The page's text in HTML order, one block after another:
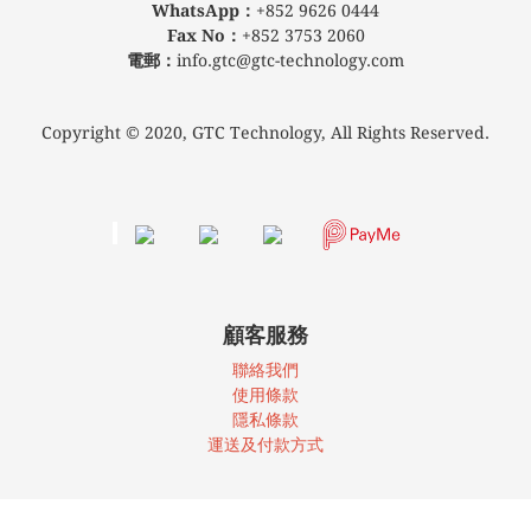
WhatsApp： +852 9626 0444
Fax No： +852 3753 2060
電郵： info.gtc@gtc-technology.com
Copyright © 2020, GTC Technology, All Rights Reserved.
顧客服務
聯絡我們
使用條款
隱私條款
運送及付款方式